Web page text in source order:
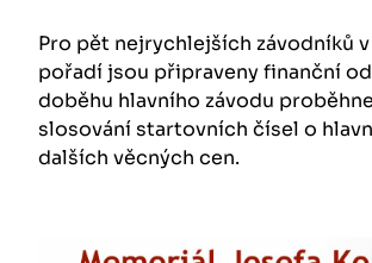
Pro pět nejrychlejších závodníků
pořadí jsou připraveny finanční
doběhu hlavního závodu
slosování startovních čísel o
dalších věcných cen.